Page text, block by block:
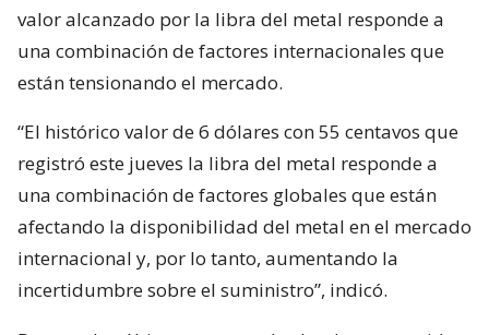
valor alcanzado por la libra del metal responde a
una combinación de factores internacionales que
están tensionando el mercado.
“El histórico valor de 6 dólares con 55 centavos que
registró este jueves la libra del metal responde a
una combinación de factores globales que están
afectando la disponibilidad del metal en el mercado
internacional y, por lo tanto, aumentando la
incertidumbre sobre el suministro”, indicó.